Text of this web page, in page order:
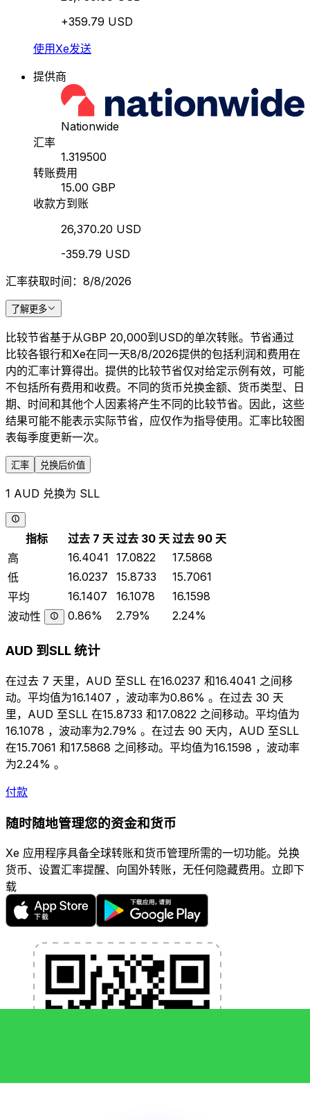
+359.79 USD
使用Xe发送
提供商
Nationwide
汇率
1.319500
转账费用
15.00 GBP
收款方到账
26,370.20 USD
-359.79 USD
汇率获取时间：8/8/2026
了解更多
比较节省基于从GBP 20,000到USD的单次转账。节省通过
比较各银行和Xe在同一天8/8/2026提供的包括利润和费用在
内的汇率计算得出。提供的比较节省仅对给定示例有效，可能
不包括所有费用和收费。不同的货币兑换金额、货币类型、日
期、时间和其他个人因素将产生不同的比较节省。因此，这些
结果可能不能表示实际节省，应仅作为指导使用。汇率比较图
表每季度更新一次。
汇率 兑换后价值
1 AUD 兑换为 SLL
指标 过去 7 天 过去 30 天 过去 90 天
高
16.4041 17.0822
17.5868
低
16.0237 15.8733
15.7061
平均
16.1407 16.1078
16.1598
波动性
0.86% 2.79% 2.24%
AUD 到SLL 统计
在过去 7 天里，AUD 至SLL 在16.0237 和16.4041 之间移
动。平均值为16.1407 ，波动率为0.86% 。在过去 30 天
里，AUD 至SLL 在15.8733 和17.0822 之间移动。平均值为
16.1078 ，波动率为2.79% 。在过去 90 天内，AUD 至SLL
在15.7061 和17.5868 之间移动。平均值为16.1598 ，波动率
为2.24% 。
付款
随时随地管理您的资金和货币
Xe 应用程序具备全球转账和货币管理所需的一切功能。兑换
货币、设置汇率提醒、向国外转账，无任何隐藏费用。立即下
载